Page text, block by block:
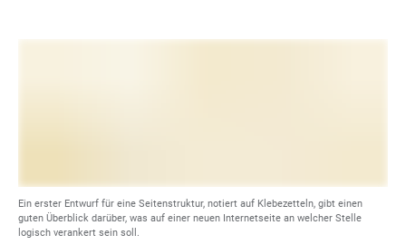
Ein erster Entwurf für eine Seitenstruktur, notiert auf Klebezetteln, gibt einen
guten Überblick darüber, was auf einer neuen Internetseite an welcher Stelle
logisch verankert sein soll.